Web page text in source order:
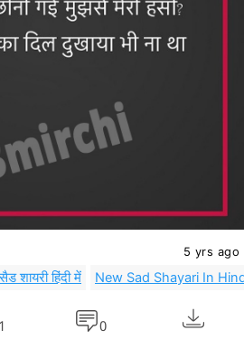
5 yrs ago
सैड शायरी हिंदी में New Sad Shayari In
1 0